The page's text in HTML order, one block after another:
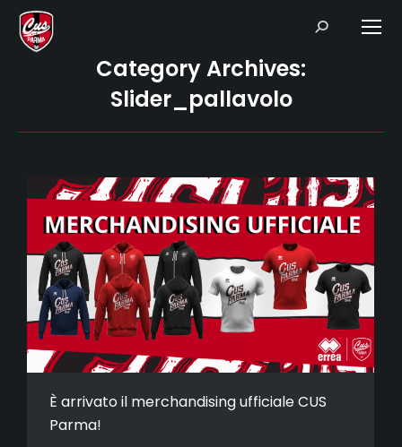
Search:
Category Archives:
Slider_pallavolo
È arrivato il merchandising ufficiale CUS
Parma!